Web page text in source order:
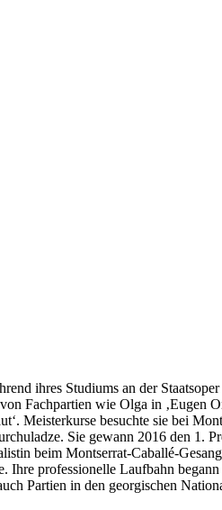
ihres Studiums an der
Fachpartien wie Olga in ‚Eugen
Meisterkurse besuchte sie bei
Sie gewann 2016 den 1.
beim Montserrat-Caballé-
Ihre professionelle Laufbahn
Partien in den georgischen